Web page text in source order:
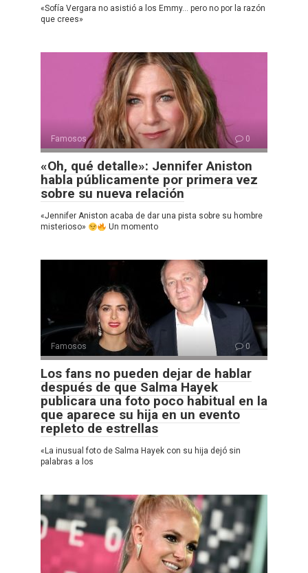
«Sofía Vergara no asistió a los Emmy… pero no por la razón
que crees»
Famosos 0
«Oh, qué detalle»: Jennifer Aniston
habla públicamente por primera vez
sobre su nueva relación
«Jennifer Aniston acaba de dar una pista sobre su hombre
misterioso»
Un momento
Famosos 0
Los fans no pueden dejar de hablar
después de que Salma Hayek
publicara una foto poco habitual en la
que aparece su hija en un evento
repleto de estrellas
«La inusual foto de Salma Hayek con su hija dejó sin
palabras a los